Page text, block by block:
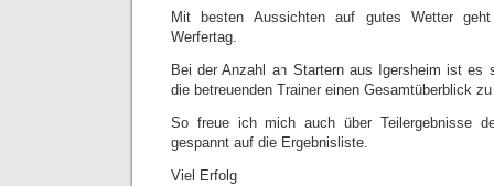
Mit besten Aussichten auf gutes Wetter
Werfertag.
Bei der Anzahl an Startern aus Igersheim ist es
die betreuenden Trainer einen Gesamtüberblick
So freue ich mich auch über Teilergebnisse
gespannt auf die Ergebnisliste.
Viel Erfolg